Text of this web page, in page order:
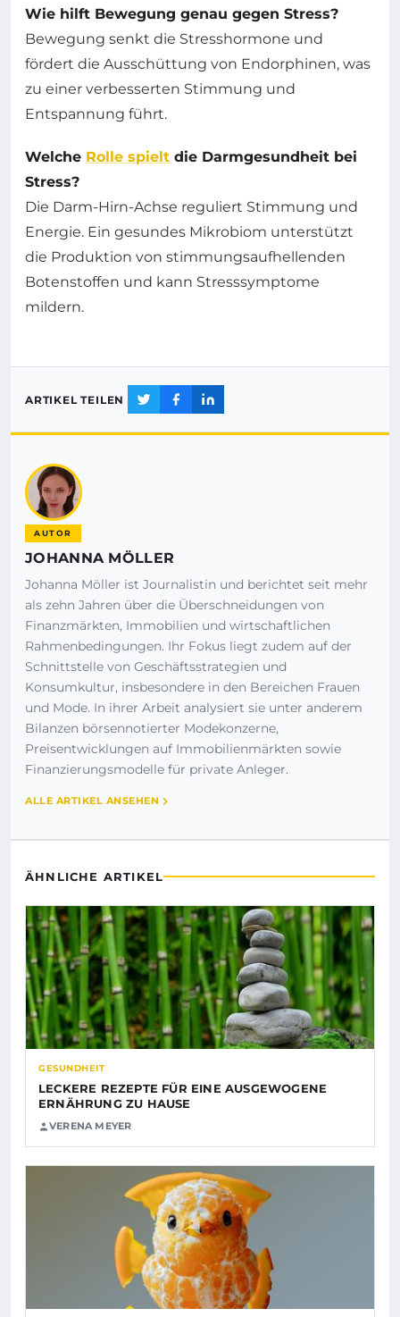
Wie hilft Bewegung genau gegen Stress?
Bewegung senkt die Stresshormone und
fördert die Ausschüttung von Endorphinen, was
zu einer verbesserten Stimmung und
Entspannung führt.
Welche Rolle spielt die Darmgesundheit bei
Stress?
Die Darm-Hirn-Achse reguliert Stimmung und
Energie. Ein gesundes Mikrobiom unterstützt
die Produktion von stimmungsaufhellenden
Botenstoffen und kann Stresssymptome
mildern.
ARTIKEL TEILEN
AUTOR
JOHANNA MÖLLER
Johanna Möller ist Journalistin und berichtet seit mehr
als zehn Jahren über die Überschneidungen von
Finanzmärkten, Immobilien und wirtschaftlichen
Rahmenbedingungen. Ihr Fokus liegt zudem auf der
Schnittstelle von Geschäftsstrategien und
Konsumkultur, insbesondere in den Bereichen Frauen
und Mode. In ihrer Arbeit analysiert sie unter anderem
Bilanzen börsennotierter Modekonzerne,
Preisentwicklungen auf Immobilienmärkten sowie
Finanzierungsmodelle für private Anleger.
ALLE ARTIKEL ANSEHEN
ÄHNLICHE ARTIKEL
GESUNDHEIT
LECKERE REZEPTE FÜR EINE AUSGEWOGENE
ERNÄHRUNG ZU HAUSE
VERENA MEYER